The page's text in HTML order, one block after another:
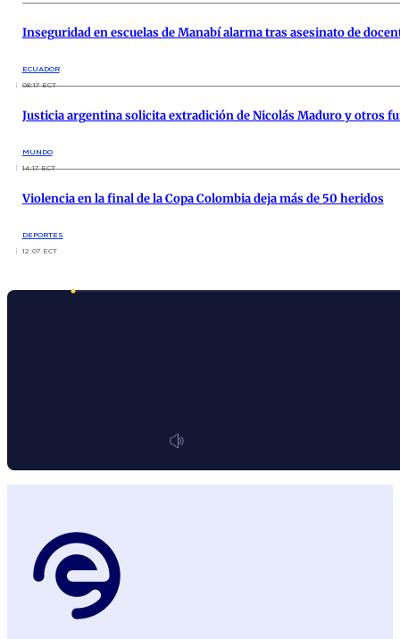
Inseguridad en escuelas de Manabí alarma tras asesinato de
ECUADOR
08:17 ECT
Justicia argentina solicita extradición de Nicolás Maduro y otros
MUNDO
14:17 ECT
Violencia en la final de la Copa Colombia deja más de 50 heridos
DEPORTES
12:07 ECT